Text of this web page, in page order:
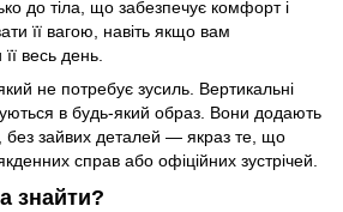
до тіла, що забезпечує комфорт і
її вагою, навіть якщо вам
весь день.
не потребує зусиль. Вертикальні
в будь-який образ. Вони додають
без зайвих деталей — якраз те, що
справ або офіційних зустрічей.
знайти?